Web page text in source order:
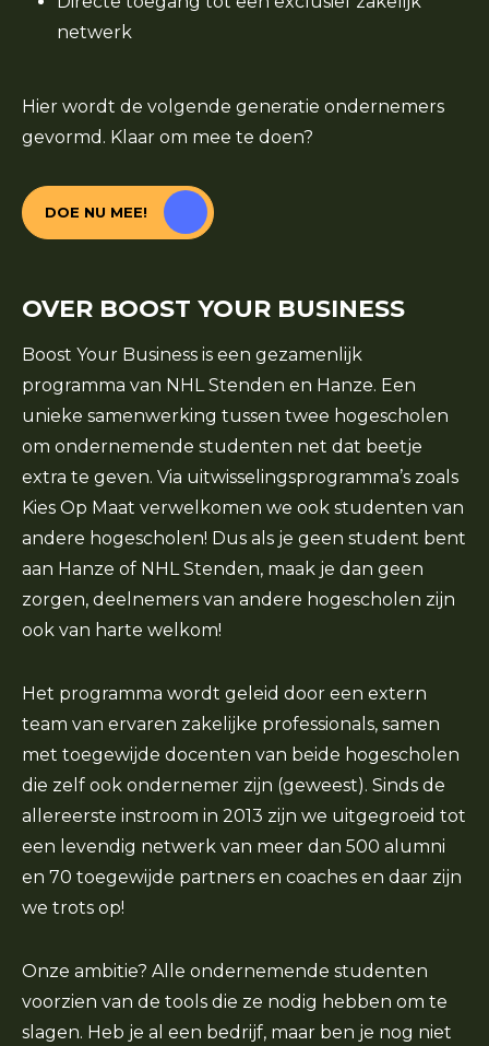
netwerk
Hier wordt de volgende generatie ondernemers
gevormd. Klaar om mee te doen?
DOE NU MEE!
OVER BOOST YOUR BUSINESS
Boost Your Business is een gezamenlijk
programma van NHL Stenden en Hanze. Een
unieke samenwerking tussen twee hogescholen
om ondernemende studenten net dat beetje
extra te geven. Via uitwisselingsprogramma’s zoals
Kies Op Maat verwelkomen we ook studenten van
andere hogescholen! Dus als je geen student bent
aan Hanze of NHL Stenden, maak je dan geen
zorgen, deelnemers van andere hogescholen zijn
ook van harte welkom!
Het programma wordt geleid door een extern
team van ervaren zakelijke professionals, samen
met toegewijde docenten van beide hogescholen
die zelf ook ondernemer zijn (geweest). Sinds de
allereerste instroom in 2013 zijn we uitgegroeid tot
een levendig netwerk van meer dan 500 alumni
en 70 toegewijde partners en coaches en daar zijn
we trots op!
Onze ambitie? Alle ondernemende studenten
voorzien van de tools die ze nodig hebben om te
slagen. Heb je al een bedrijf, maar ben je nog niet